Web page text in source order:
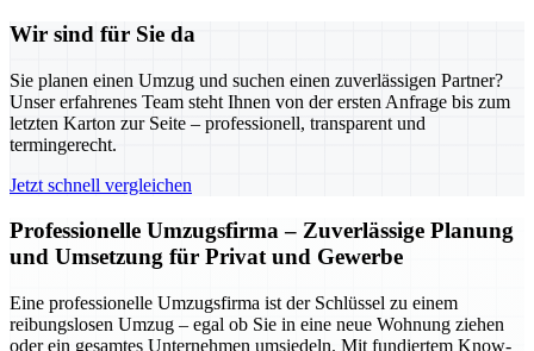
Wir sind für Sie da
Sie planen einen Umzug und suchen einen zuverlässigen Partner?
Unser erfahrenes Team steht Ihnen von der ersten Anfrage bis zum
letzten Karton zur Seite – professionell, transparent und
termingerecht.
Jetzt schnell vergleichen
Professionelle Umzugsfirma – Zuverlässige Planung
und Umsetzung für Privat und Gewerbe
Eine professionelle Umzugsfirma ist der Schlüssel zu einem
reibungslosen Umzug – egal ob Sie in eine neue Wohnung ziehen
oder ein gesamtes Unternehmen umsiedeln. Mit fundiertem Know-